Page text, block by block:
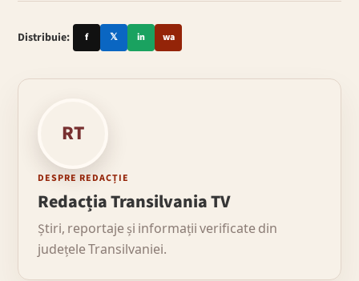
Distribuie: f 𝕏 in wa
RT
DESPRE REDACȚIE
Redacția Transilvania TV
Știri, reportaje și informații verificate din
județele Transilvaniei.